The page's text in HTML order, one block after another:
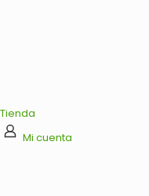
Tienda
Mi cuenta